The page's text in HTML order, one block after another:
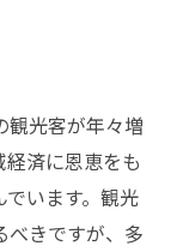
観光客が年々増
済に恩恵をも
います。観光
べきですが、多